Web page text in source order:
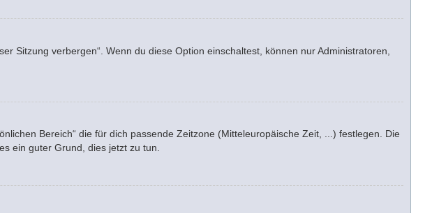
Sitzung verbergen“. Wenn du diese Option einschaltest, können nur Administratoren,
Bereich“ die für dich passende Zeitzone (Mitteleuropäische Zeit, ...) festlegen. Die
ein guter Grund, dies jetzt zu tun.